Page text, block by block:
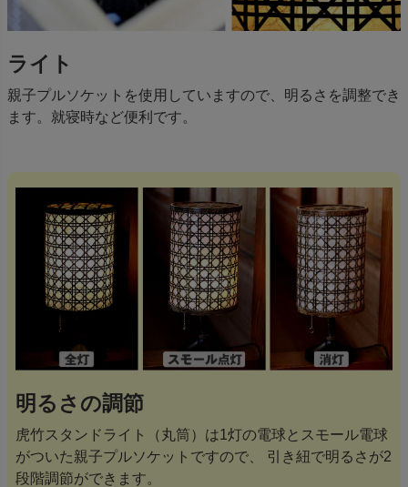
ライト
親子プルソケットを使用していますので、明るさを調整でき
ます。就寝時など便利です。
明るさの調節
虎竹スタンドライト（丸筒）は1灯の電球とスモール電球
がついた親子プルソケットですので、 引き紐で明るさが2
段階調節ができます。